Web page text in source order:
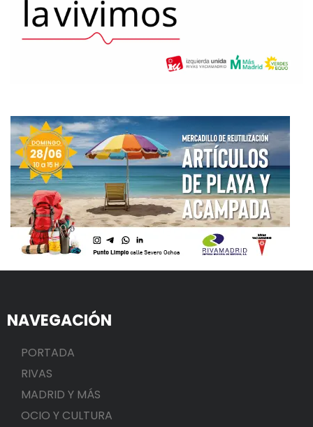
NAVEGACIÓN
PORTADA
RIVAS
MADRID Y MÁS
OCIO Y CULTURA